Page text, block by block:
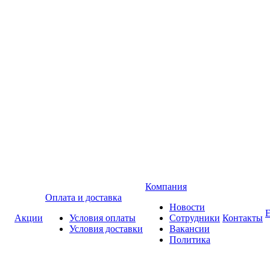
Акции
Оплата и доставка
Условия оплаты
Условия доставки
Компания
Новости
Сотрудники
Вакансии
Политика
Контакты